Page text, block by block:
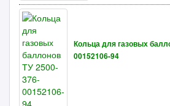
Кольца для газовых
00152106-94